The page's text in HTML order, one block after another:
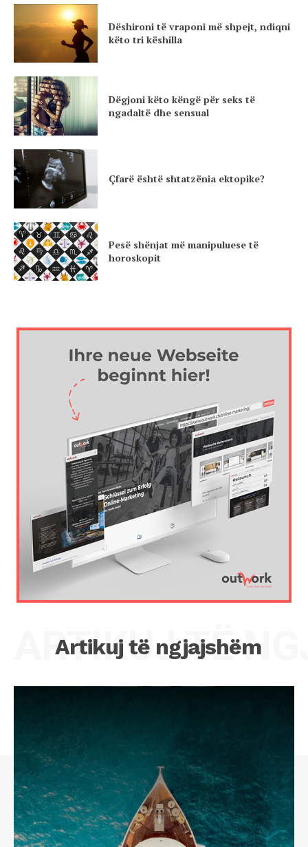
Dëshironi të vraponi më shpejt, ndiqni
këto tri këshilla
Dëgjoni këto këngë për seks të
ngadaltë dhe sensual
Çfarë është shtatzënia ektopike?
Pesë shënjat më manipuluese të
horoskopit
Artikuj të ngjajshëm
ARTIKUJ TË